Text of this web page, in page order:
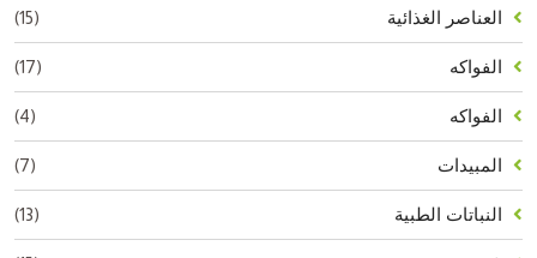
العناصر الغذائية (15)
الفواكه (17)
الفواكه (4)
المبيدات (7)
النباتات الطبية (13)